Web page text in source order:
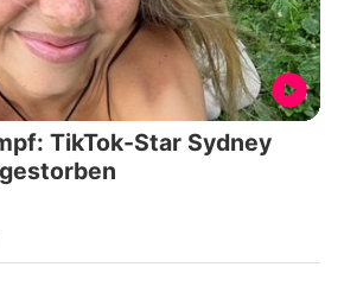
TikTok-Star Sydney